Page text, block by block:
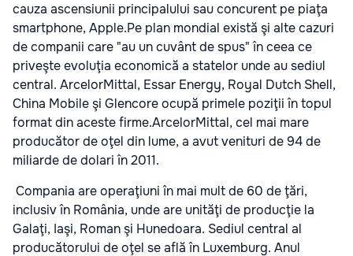
cauza ascensiunii principalului sau concurent pe piaţa
smartphone, Apple.Pe plan mondial există şi alte cazuri
de companii care "au un cuvânt de spus" în ceea ce
priveşte evoluţia economică a statelor unde au sediul
central. ArcelorMittal, Essar Energy, Royal Dutch Shell,
China Mobile şi Glencore ocupă primele poziţii în topul
format din aceste firme.ArcelorMittal, cel mai mare
producător de oţel din lume, a avut venituri de 94 de
miliarde de dolari în 2011.
Compania are operaţiuni în mai mult de 60 de ţări,
inclusiv în România, unde are unităţi de producţie la
Galaţi, Iaşi, Roman şi Hunedoara. Sediul central al
producătorului de oţel se află în Luxemburg. Anul